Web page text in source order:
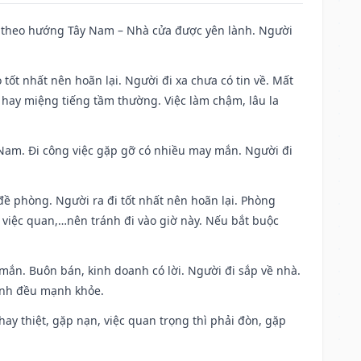
hướng Tây Nam – Nhà cửa được yên lành. Người
nhất nên hoãn lại. Người đi xa chưa có tin về. Mất
miệng tiếng tầm thường. Việc làm chậm, lâu la
Đi công việc gặp gỡ có nhiều may mắn. Người đi
phòng. Người ra đi tốt nhất nên hoãn lại. Phòng
quan,…nên tránh đi vào giờ này. Nếu bắt buộc
Buôn bán, kinh doanh có lời. Người đi sắp về nhà.
đều mạnh khỏe.
thiệt, gặp nạn, việc quan trọng thì phải đòn, gặp